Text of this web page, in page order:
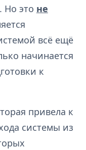
Но это не
всё ещё
начинается
к
привела к
системы из